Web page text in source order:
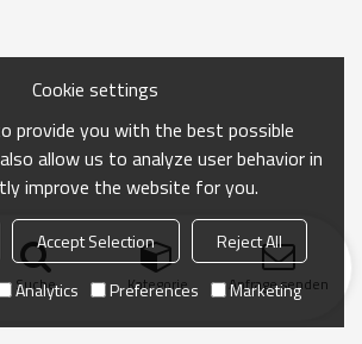
Suche Kategorie Anfrage senden
Cookie settings
provide you with the best possible
allow us to analyze user behavior in
improve the website for you.
Accept Selection
Reject All
Analytics Preferences Marketing